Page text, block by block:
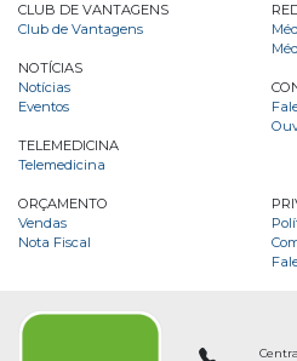
CLUB DE VANTAGENS
Club de Vantagens
NOTÍCIAS
Notícias
Eventos
TELEMEDICINA
Telemedicina
ORÇAMENTO
Vendas
Nota Fiscal